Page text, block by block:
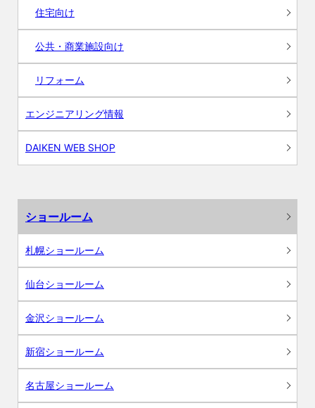
住宅向け
公共・商業施設向け
リフォーム
エンジニアリング情報
DAIKEN WEB SHOP
ショールーム
札幌ショールーム
仙台ショールーム
金沢ショールーム
新宿ショールーム
名古屋ショールーム